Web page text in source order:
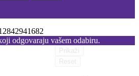
odgovaraju vašem odabiru.